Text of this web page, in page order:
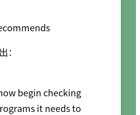
：
begin checking
it needs to